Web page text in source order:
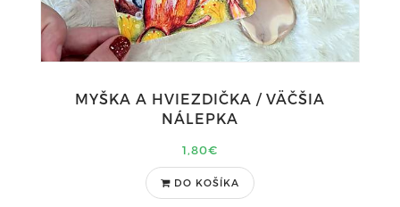
MYŠKA A HVIEZDIČKA / VÄČŠIA
NÁLEPKA
1,80€
DO KOŠÍKA